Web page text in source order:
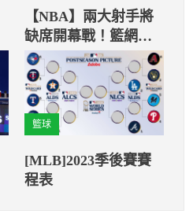
【NBA】兩大射手將
缺席開幕戰！籃網總
教練保持樂觀
籃球
[MLB]2023季後賽賽
程表